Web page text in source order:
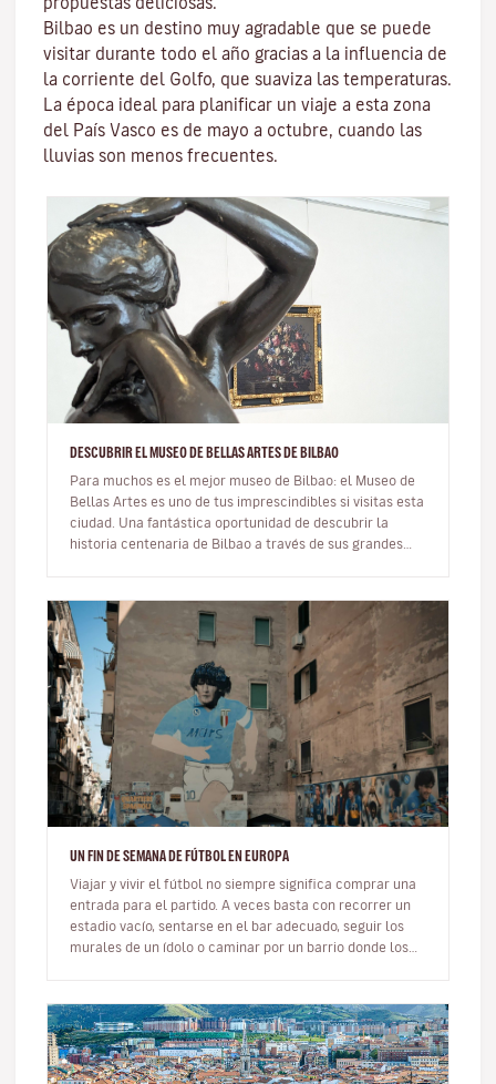
Bilbao es un destino muy agradable que se puede
visitar durante todo el año gracias a la influencia de
la corriente del Golfo, que suaviza las temperaturas.
La época ideal para planificar un viaje a esta zona
del País Vasco es de mayo a octubre, cuando las
lluvias son menos frecuentes.
DESCUBRIR EL MUSEO DE BELLAS ARTES DE BILBAO
Para muchos es el mejor museo de Bilbao: el Museo de
Bellas Artes es uno de tus imprescindibles si visitas esta
ciudad. Una fantástica oportunidad de descubrir la
historia centenaria de Bilbao a través de sus grandes
UN FIN DE SEMANA DE FÚTBOL EN EUROPA
Viajar y vivir el fútbol no siempre significa comprar una
entrada para el partido. A veces basta con recorrer un
estadio vacío, sentarse en el bar adecuado, seguir los
murales de un ídolo o caminar por un barrio donde los